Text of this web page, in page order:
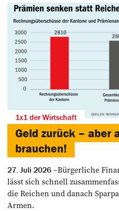
1x1 der Wirtschaft
Geld zurück – aber
brauchen!
27. Juli 2026
Bürgerliche
lässt sich schnell
die Reichen und danach
Armen.